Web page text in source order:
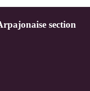
section